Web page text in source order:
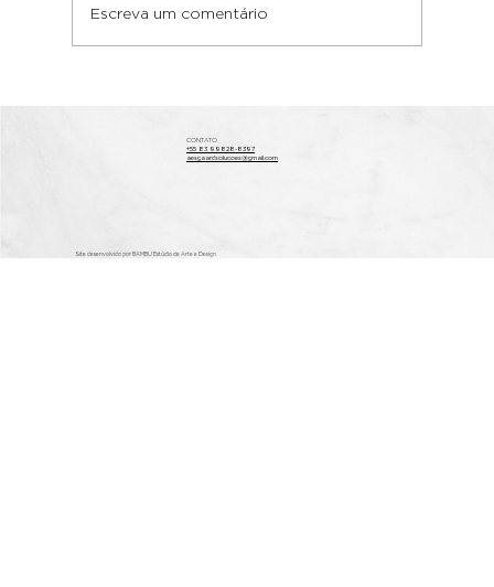
CONTATO
+55 83 99828-8397
aesgaardsolucoes@gmail.com
Site desenvolvido por BAMBU Estúdio de Arte e Design
Escreva um comentário